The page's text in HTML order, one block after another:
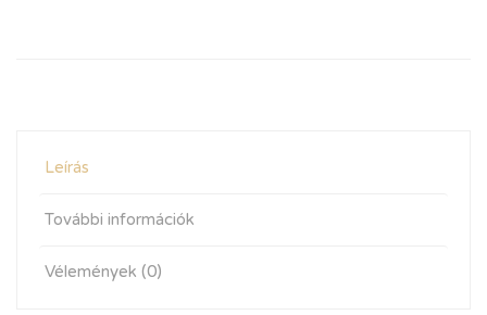
Leírás
További információk
Vélemények (0)